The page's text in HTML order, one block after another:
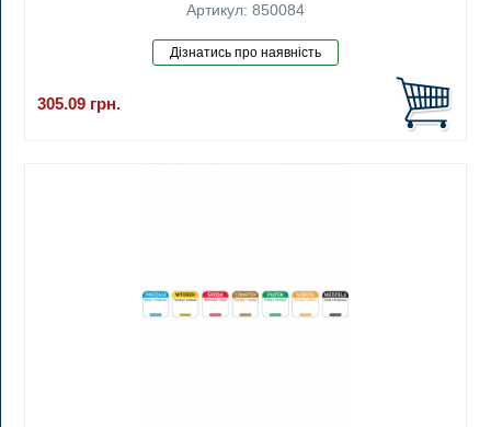
Артикул: 850084
305.09 грн.